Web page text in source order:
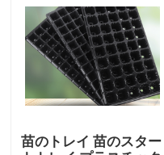
苗のトレイ 苗のスター